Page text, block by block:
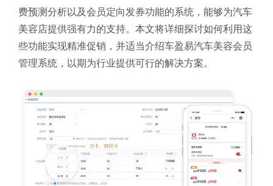
费预测分析以及会员定向发券功能的系统，能够为汽车
美容店提供强有力的支持。本文将详细探讨如何利用这
些功能实现精准促销，并适当介绍车盈易汽车美容会员
管理系统，以期为行业提供可行的解决方案。